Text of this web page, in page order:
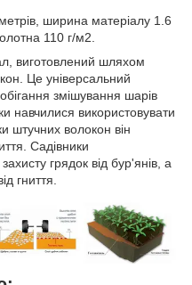
ширина матеріалу 1.6
110 г/м2.
виготовлений шляхом
Це універсальний
змішування шарів
навчилися використовувати
штучних волокон він
Садівники
грядок від бур'янів, а
гниття.